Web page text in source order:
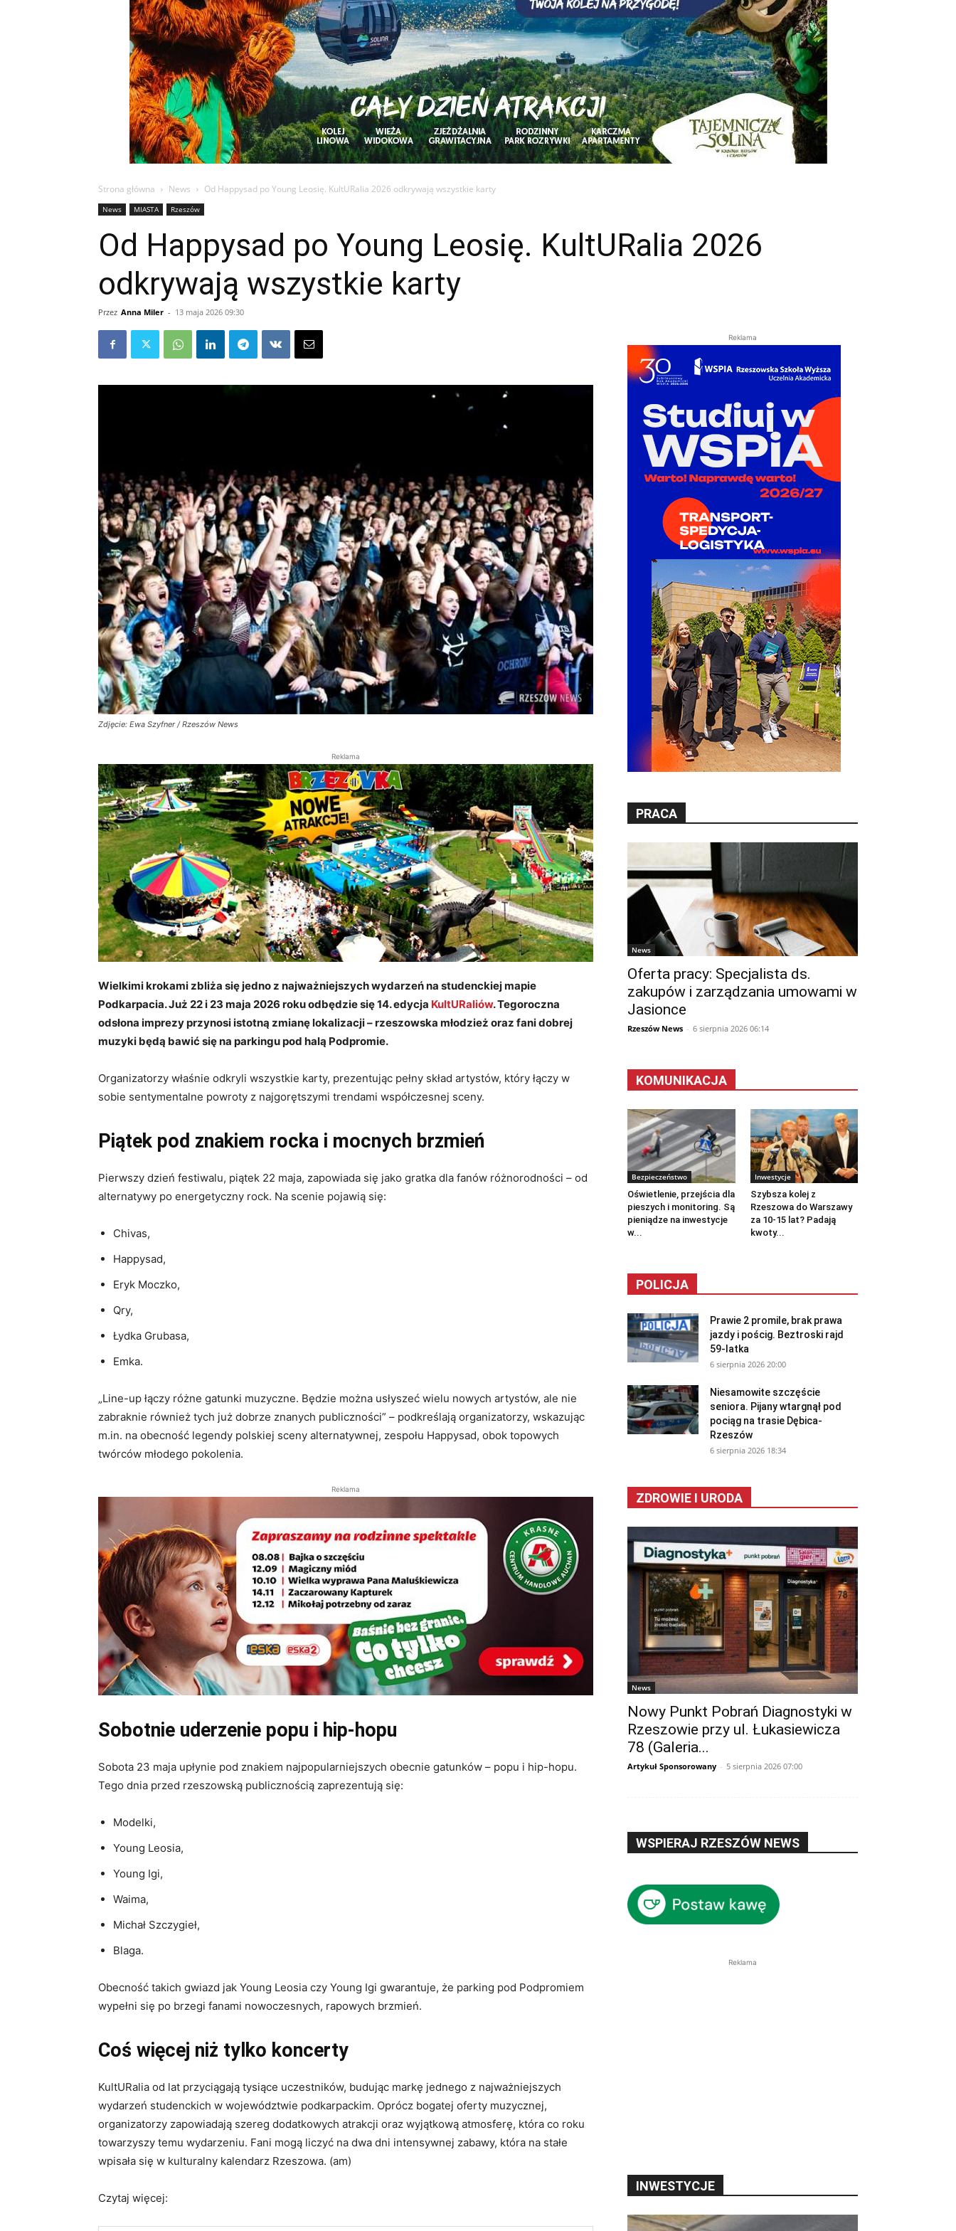
Strona główna News Od Happysad po Young Leosię. KultURalia 2026 odkrywają wszystkie karty
News MIASTA Rzeszów
Od Happysad po Young Leosię. KultURalia 2026
odkrywają wszystkie karty
Przez Anna Miler - 13 maja 2026 09:30
Zdjęcie: Ewa Szyfner / Rzeszów News
Reklama
Wielkimi krokami zbliża się jedno z najważniejszych wydarzeń na studenckiej mapie
Podkarpacia. Już 22 i 23 maja 2026 roku odbędzie się 14. edycja KultURaliów. Tegoroczna
odsłona imprezy przynosi istotną zmianę lokalizacji – rzeszowska młodzież oraz fani dobrej
muzyki będą bawić się na parkingu pod halą Podpromie.
Organizatorzy właśnie odkryli wszystkie karty, prezentując pełny skład artystów, który łączy w
sobie sentymentalne powroty z najgorętszymi trendami współczesnej sceny.
Piątek pod znakiem rocka i mocnych brzmień
Pierwszy dzień festiwalu, piątek 22 maja, zapowiada się jako gratka dla fanów różnorodności – od
alternatywy po energetyczny rock. Na scenie pojawią się:
Chivas,
Happysad,
Eryk Moczko,
Qry,
Łydka Grubasa,
Emka.
„Line-up łączy różne gatunki muzyczne. Będzie można usłyszeć wielu nowych artystów, ale nie
zabraknie również tych już dobrze znanych publiczności” – podkreślają organizatorzy, wskazując
m.in. na obecność legendy polskiej sceny alternatywnej, zespołu Happysad, obok topowych
twórców młodego pokolenia.
Reklama
Sobotnie uderzenie popu i hip-hopu
Sobota 23 maja upłynie pod znakiem najpopularniejszych obecnie gatunków – popu i hip-hopu.
Tego dnia przed rzeszowską publicznością zaprezentują się:
Modelki,
Young Leosia,
Young Igi,
Waima,
Michał Szczygieł,
Blaga.
Obecność takich gwiazd jak Young Leosia czy Young Igi gwarantuje, że parking pod Podpromiem
wypełni się po brzegi fanami nowoczesnych, rapowych brzmień.
Coś więcej niż tylko koncerty
KultURalia od lat przyciągają tysiące uczestników, budując markę jednego z najważniejszych
wydarzeń studenckich w województwie podkarpackim. Oprócz bogatej oferty muzycznej,
organizatorzy zapowiadają szereg dodatkowych atrakcji oraz wyjątkową atmosferę, która co roku
towarzyszy temu wydarzeniu. Fani mogą liczyć na dwa dni intensywnej zabawy, która na stałe
wpisała się w kulturalny kalendarz Rzeszowa. (am)
Czytaj więcej:
Reklama
PRACA
News
Oferta pracy: Specjalista ds.
zakupów i zarządzania umowami w
Jasionce
Rzeszów News - 6 sierpnia 2026 06:14
KOMUNIKACJA
Bezpieczeństwo
Oświetlenie, przejścia dla
pieszych i monitoring. Są
pieniądze na inwestycje
w...
Inwestycje
Szybsza kolej z
Rzeszowa do Warszawy
za 10-15 lat? Padają
kwoty...
POLICJA
Prawie 2 promile, brak prawa
jazdy i pościg. Beztroski rajd
59-latka
6 sierpnia 2026 20:00
Niesamowite szczęście
seniora. Pijany wtargnął pod
pociąg na trasie Dębica-
Rzeszów
6 sierpnia 2026 18:34
ZDROWIE I URODA
News
Nowy Punkt Pobrań Diagnostyki w
Rzeszowie przy ul. Łukasiewicza
78 (Galeria...
Artykuł Sponsorowany - 5 sierpnia 2026 07:00
WSPIERAJ RZESZÓW NEWS
Reklama
INWESTYCJE